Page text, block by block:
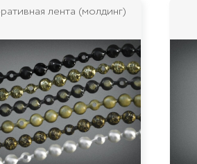
Декоративные гвозди